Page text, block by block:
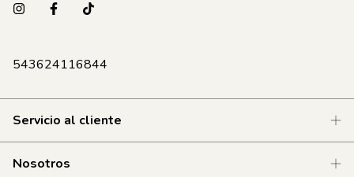
543624116844
Servicio al cliente
Nosotros